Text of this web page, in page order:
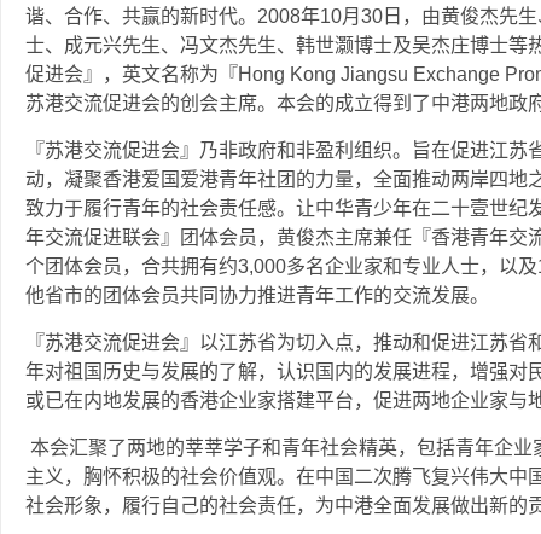
谐、合作、共赢的新时代。2008年10月30日，由黄俊杰先
士、成元兴先生、冯文杰先生、韩世灏博士及吴杰庄博士等
促进会』，英文名称为『Hong Kong Jiangsu Exchange
苏港交流促进会的创会主席。本会的成立得到了中港两地政
『苏港交流促进会』乃非政府和非盈利组织。旨在促进江
动，凝聚香港爱国爱港青年社团的力量，全面推动两岸四地
致力于履行青年的社会责任感。让中华青少年在二十壹世纪
年交流促进联会』团体会员，黄俊杰主席兼任『香港青年交
个团体会员，合共拥有约3,000多名企业家和专业人士，以
他省市的团体会员共同协力推进青年工作的交流发展。
『苏港交流促进会』以江苏省为切入点，推动和促进江苏
年对祖国历史与发展的了解，认识国内的发展进程，增强对
或已在内地发展的香港企业家搭建平台，促进两地企业家与
本会汇聚了两地的莘莘学子和青年社会精英，包括青年企
主义，胸怀积极的社会价值观。在中国二次腾飞复兴伟大中
社会形象，履行自己的社会责任，为中港全面发展做出新的